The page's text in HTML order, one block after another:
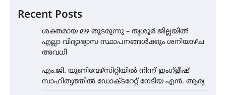
Recent Posts
ശക്തമായ മഴ തുടരുന്നു – തൃശൂർ ജില്ലയിൽ
എല്ലാ വിദ്യാഭ്യാസ സ്ഥാപനങ്ങൾക്കും ശനിയാഴ്ച
അവധി
എം.ജി. യൂണിവേഴ്‌സിറ്റിയിൽ നിന്ന് ഇംഗ്ളീഷ്
സാഹിത്യത്തിൽ ഡോക്ടറേറ്റ് നേടിയ എൻ. ആര്യ